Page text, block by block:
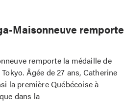
Maisonneuve remporte
remporte la médaille de
Âgée de 27 ans, Catherine
la première Québécoise à
dans la